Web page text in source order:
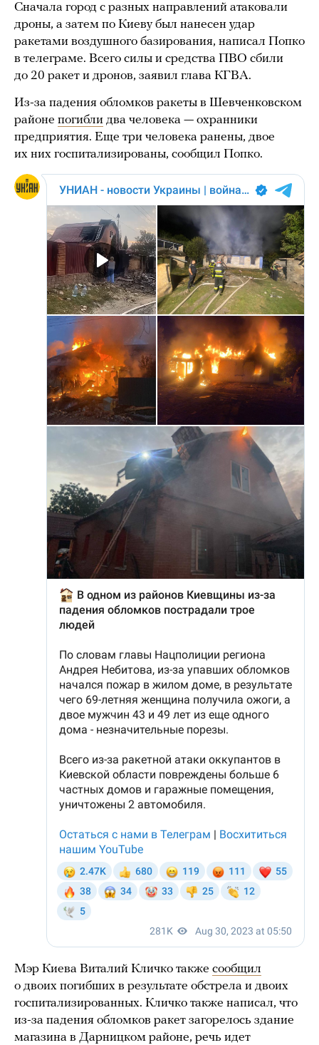
Сначала город с разных направлений атаковали
дроны, а затем по Киеву был нанесен удар
ракетами воздушного базирования, написал Попко
в телеграме. Всего силы и средства ПВО сбили
до 20 ракет и дронов, заявил глава КГВА.
Из-за падения обломков ракеты в Шевченковском
районе погибли два человека — охранники
предприятия. Еще три человека ранены, двое
их них госпитализированы, сообщил Попко.
Мэр Киева Виталий Кличко также сообщил
о двоих погибших в результате обстрела и двоих
госпитализированных. Кличко также написал, что
из-за падения обломков ракет загорелось здание
магазина в Дарницком районе, речь идет